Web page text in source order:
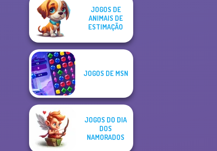
JOGOS DE
ANIMAIS DE
ESTIMAÇÃO
JOGOS DE MSN
JOGOS DO DIA
DOS
NAMORADOS